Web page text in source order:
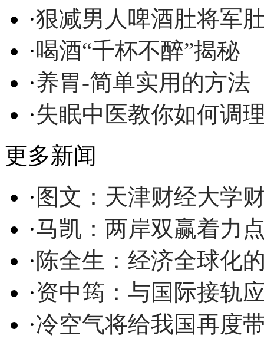
·狠减男人啤酒肚将军
·喝酒“千杯不醉”揭秘
·养胃-简单实用的方法
·失眠中医教你如何调
更多新闻
· 图文：天津财经大学
·马凯：两岸双赢着力
·陈全生：经济全球化
·资中筠：与国际接轨
·冷空气将给我国再度